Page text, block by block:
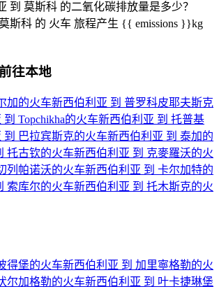
到 莫斯科 的二氧化碳排放量是多少？
斯科 的 火车 旅程产生 {{ emissions }}kg
往本地
加的火车新西伯利亚 到 普罗科皮耶夫斯克
Topchikha的火车新西伯利亚 到 托普基
到 巴拉宾斯克的火车新西伯利亚 到 泰加的
托古钦的火车新西伯利亚 到 克麥羅沃的火
列帕诺沃的火车新西伯利亚 到 卡尔加特的
索库尔的火车新西伯利亚 到 托木斯克的火
得堡的火车新西伯利亚 到 加里寧格勒的火
尔加格勒的火车新西伯利亚 到 叶卡捷琳堡